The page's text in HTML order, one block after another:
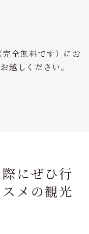
全無料です）にお
越しください。
にぜひ行
メの観光